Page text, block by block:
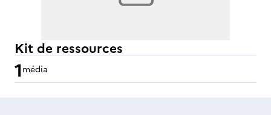
Kit de ressources
1média